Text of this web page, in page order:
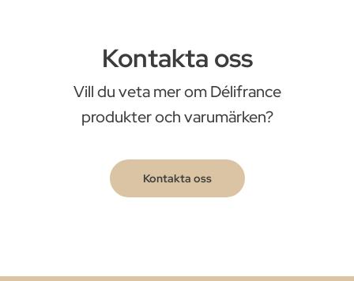
Kontakta oss
Vill du veta mer om Délifrance
produkter och varumärken?
Kontakta oss